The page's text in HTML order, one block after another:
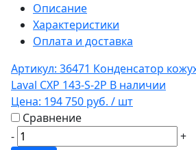
Описание
Характеристики
Оплата и доставка
Артикул: 36471 Конденсатор
Laval CXP 143-S-2P В наличии
Цена: 194 750 руб. / шт
Сравнение
-
+